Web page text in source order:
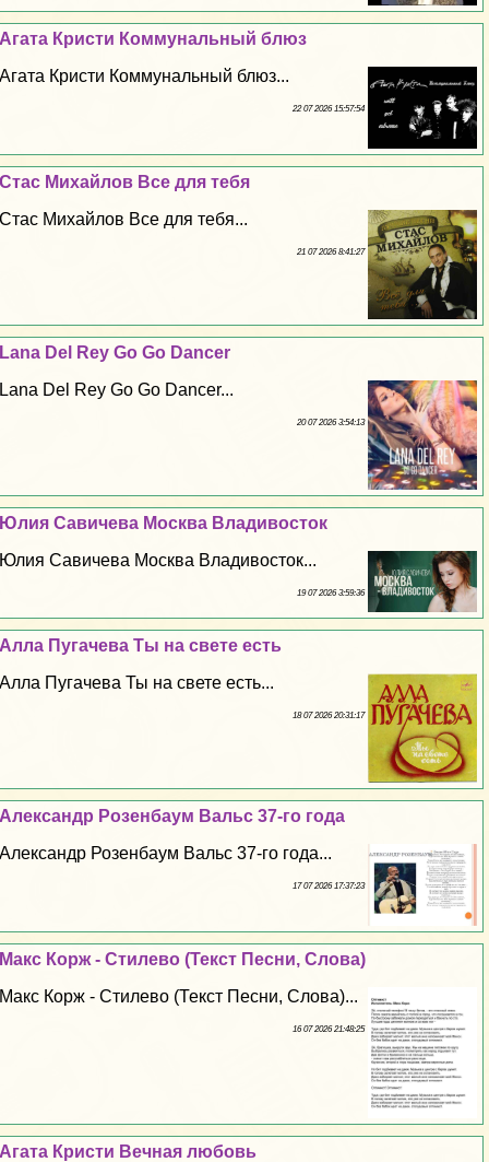
Агата Кристи Коммунальный блюз
Агата Кристи Коммунальный блюз...
22 07 2026 15:57:54
Стас Михайлов Все для тебя
Стас Михайлов Все для тебя...
21 07 2026 8:41:27
Lana Del Rey Go Go Dancer
Lana Del Rey Go Go Dancer...
20 07 2026 3:54:13
Юлия Савичева Москва Владивосток
Юлия Савичева Москва Владивосток...
19 07 2026 3:59:36
Алла Пугачева Ты на свете есть
Алла Пугачева Ты на свете есть...
18 07 2026 20:31:17
Александр Розенбаум Вальс 37-го года
Александр Розенбаум Вальс 37-го года...
17 07 2026 17:37:23
Макс Корж - Стилево (Текст Песни, Слова)
Макс Корж - Стилево (Текст Песни, Слова)...
16 07 2026 21:48:25
Агата Кристи Вечная любовь